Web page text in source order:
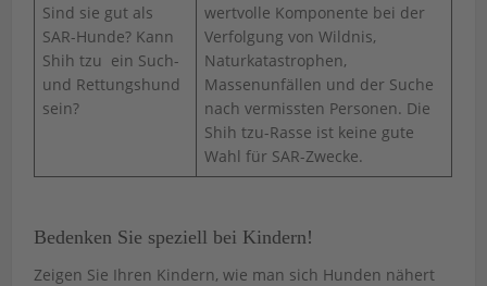
Sind sie gut als
SAR-Hunde? Kann
Shih tzu ein Such-
und Rettungshund
sein?
wertvolle Komponente bei der
Verfolgung von Wildnis,
Naturkatastrophen,
Massenunfällen und der Suche
nach vermissten Personen. Die
Shih tzu-Rasse ist keine gute
Wahl für SAR-Zwecke.
Bedenken Sie speziell bei Kindern!
Zeigen Sie Ihren Kindern, wie man sich Hunden nähert